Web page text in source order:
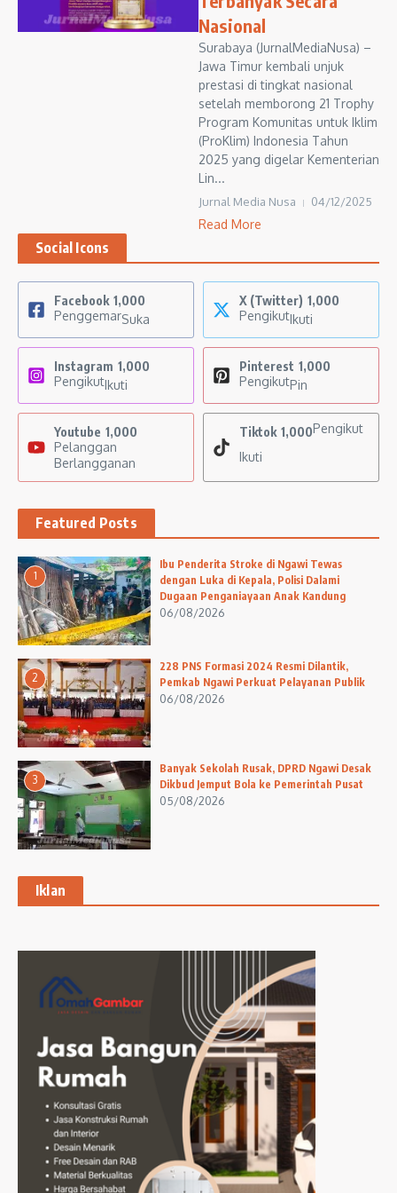
Nasional
Surabaya (JurnalMediaNusa) –
Jawa Timur kembali unjuk
prestasi di tingkat nasional
setelah memborong 21 Trophy
Program Komunitas untuk Iklim
(ProKlim) Indonesia Tahun
2025 yang digelar Kementerian
Lin...
Jurnal Media Nusa 04/12/2025
Read More
Social Icons
Facebook 1,000
PenggemarSuka
X (Twitter) 1,000
PengikutIkuti
Instagram 1,000
PengikutIkuti
Pinterest 1,000
PengikutPin
Youtube 1,000
Pelanggan
Berlangganan
Tiktok 1,000Pengikut
Ikuti
Featured Posts
1
Ibu Penderita Stroke di Ngawi Tewas
dengan Luka di Kepala, Polisi Dalami
Dugaan Penganiayaan Anak Kandung
06/08/2026
2
228 PNS Formasi 2024 Resmi Dilantik,
Pemkab Ngawi Perkuat Pelayanan Publik
06/08/2026
3
Banyak Sekolah Rusak, DPRD Ngawi Desak
Dikbud Jemput Bola ke Pemerintah Pusat
05/08/2026
Iklan